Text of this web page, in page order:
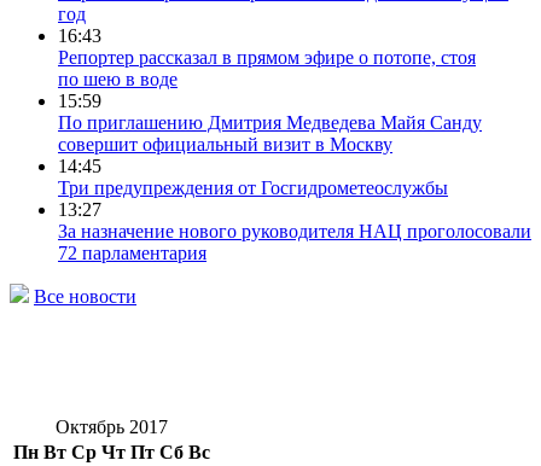
год
16:43
Репортер рассказал в прямом эфире о потопе, стоя
по шею в воде
15:59
По приглашению Дмитрия Медведева Майя Санду
совершит официальный визит в Москву
14:45
Три предупреждения от Госгидрометеослужбы
13:27
За назначение нового руководителя НАЦ проголосовали
72 парламентария
Все новости
Октябрь 2017
Пн Вт Ср Чт Пт Сб Вс